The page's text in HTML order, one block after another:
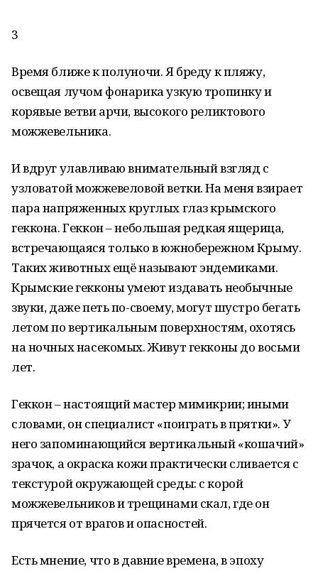
3
Время ближе к полуночи. Я бреду к пляжу,
освещая лучом фонарика узкую тропинку и
корявые ветви арчи, высокого реликтового
можжевельника.
И вдруг улавливаю внимательный взгляд с
узловатой можжевеловой ветки. На меня взирает
пара напряженных круглых глаз крымского
геккона. Геккон – небольшая редкая ящерица,
встречающаяся только в южнобережном Крыму.
Таких животных ещё называют эндемиками.
Крымские гекконы умеют издавать необычные
звуки, даже петь по-своему, могут шустро бегать
летом по вертикальным поверхностям, охотясь
на ночных насекомых. Живут гекконы до восьми
лет.
Геккон – настоящий мастер мимикрии; иными
словами, он специалист «поиграть в прятки». У
него запоминающийся вертикальный «кошачий»
зрачок, а окраска кожи практически сливается с
текстурой окружающей среды: с корой
можжевельников и трещинами скал, где он
прячется от врагов и опасностей.
Есть мнение, что в давние времена, в эпоху